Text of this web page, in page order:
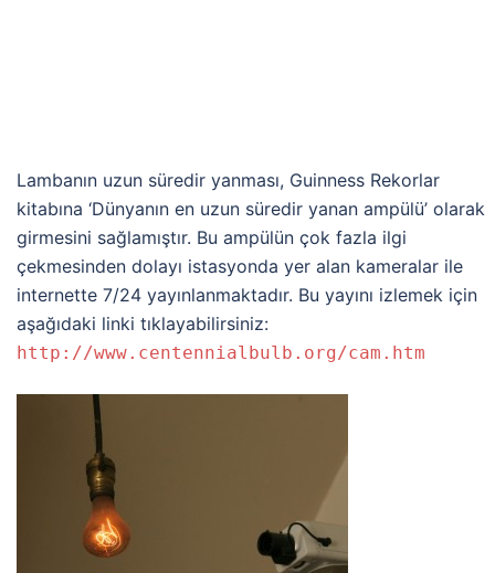
Lambanın uzun süredir yanması, Guinness Rekorlar
kitabına ‘Dünyanın en uzun süredir yanan ampülü’ olarak
girmesini sağlamıştır. Bu ampülün çok fazla ilgi
çekmesinden dolayı istasyonda yer alan kameralar ile
internette 7/24 yayınlanmaktadır. Bu yayını izlemek için
aşağıdaki linki tıklayabilirsiniz:
http://www.centennialbulb.org/cam.htm